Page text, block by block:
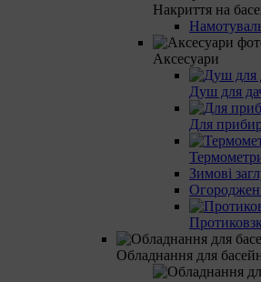
Накриття на
Аксесуари
Душ для
Для
Зимові
Обладнання для